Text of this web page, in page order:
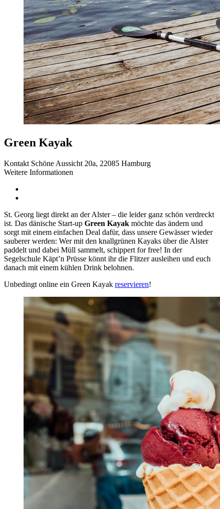
Green Kayak
Kontakt Schöne Aussicht 20a, 22085 Hamburg
Weitere Informationen
St. Georg liegt direkt an der Alster – die leider ganz schön verdreckt
ist. Das dänische Start-up Green Kayak möchte das ändern und
sorgt mit einem einfachen Deal dafür, dass unsere Gewässer wieder
sauberer werden: Wer mit den knallgrünen Kayaks über die Alster
paddelt und dabei Müll sammelt, schippert for free! In der
Segelschule Käpt’n Prüsse könnt ihr die Flitzer ausleihen und euch
danach mit einem kühlen Drink belohnen.
Unbedingt online ein Green Kayak reservieren!